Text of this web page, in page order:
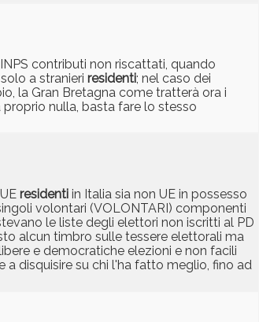
contributi non riscattati, quando
a stranieri residenti; nel caso dei
la Gran Bretagna come tratterà ora i
nulla, basta fare lo stesso
residenti in Italia sia non UE in possesso
volontari (VOLONTARI) componenti
le liste degli elettori non iscritti al PD
alcun timbro sulle tessere elettorali ma
e democratiche elezioni e non facili
disquisire su chi l'ha fatto meglio, fino ad